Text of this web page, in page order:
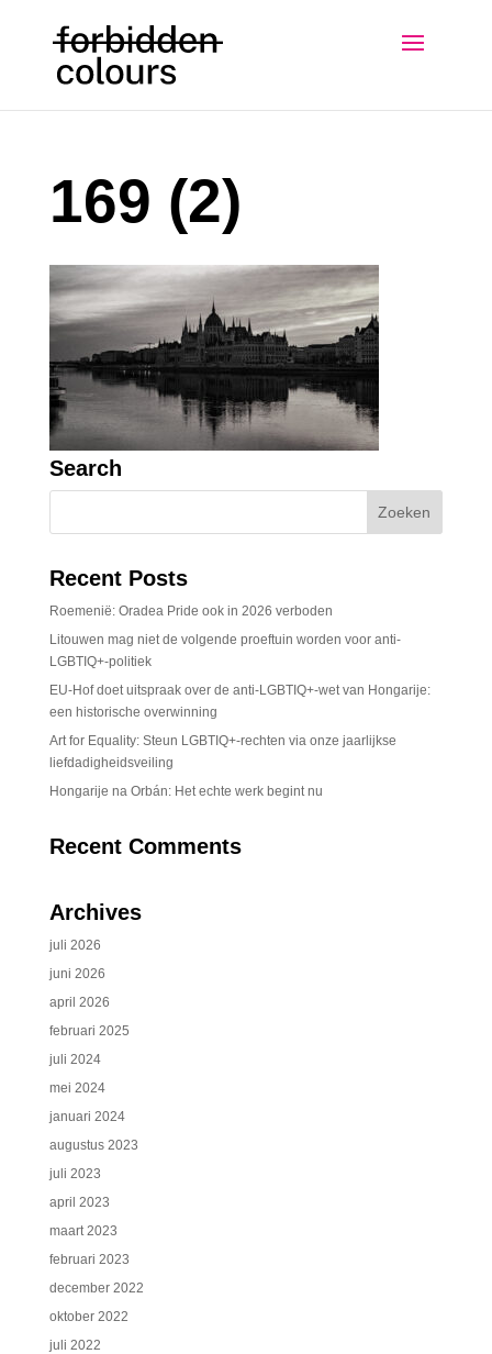
169 (2)
Search
Recent Posts
Roemenië: Oradea Pride ook in 2026 verboden
Litouwen mag niet de volgende proeftuin worden voor anti-
LGBTIQ+-politiek
EU-Hof doet uitspraak over de anti-LGBTIQ+-wet van Hongarije:
een historische overwinning
Art for Equality: Steun LGBTIQ+-rechten via onze jaarlijkse
liefdadigheidsveiling
Hongarije na Orbán: Het echte werk begint nu
Recent Comments
Archives
juli 2026
juni 2026
april 2026
februari 2025
juli 2024
mei 2024
januari 2024
augustus 2023
juli 2023
april 2023
maart 2023
februari 2023
december 2022
oktober 2022
juli 2022